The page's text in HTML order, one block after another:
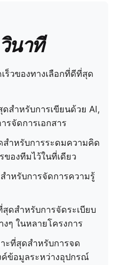
นาที
ร็วของทางเลือกที่ดีที่สุด
ดสำหรับการเขียนด้วย AI,
รจัดการเอกสาร
สำหรับการระดมความคิด
ของทีมไว้ในที่เดียว
ำหรับการจัดการความรู้
สุดสำหรับการจัดระเบียบ
ๆ ในหลายโครงการ
ะที่สุดสำหรับการจด
ข้อมูลระหว่างอุปกรณ์